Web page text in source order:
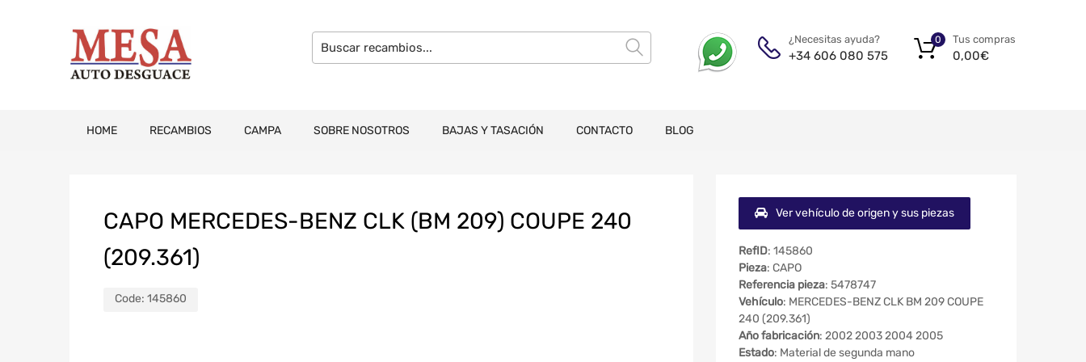
¿Necesitas ayuda?
+34 606 080 575
Tus compras
0,00€
0
HOME RECAMBIOS CAMPA SOBRE NOSOTROS BAJAS Y TASACIÓN CONTACTO BLOG
CAPO MERCEDES-BENZ CLK (BM 209) COUPE 240
(209.361)
Code: 145860
Ver vehículo de origen y sus piezas
RefID: 145860
Pieza: CAPO
Referencia pieza: 5478747
Vehículo: MERCEDES-BENZ CLK BM 209 COUPE
240 (209.361)
Año fabricación: 2002 2003 2004 2005
Estado: Material de segunda mano